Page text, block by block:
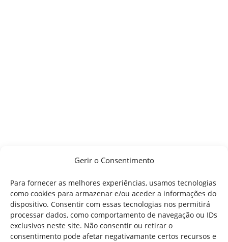
Gerir o Consentimento
Para fornecer as melhores experiências, usamos tecnologias
como cookies para armazenar e/ou aceder a informações do
dispositivo. Consentir com essas tecnologias nos permitirá
processar dados, como comportamento de navegação ou IDs
exclusivos neste site. Não consentir ou retirar o
consentimento pode afetar negativamante certos recursos e